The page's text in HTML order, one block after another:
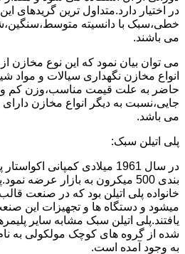
در اختیار دارد.متداول ترین گریدهای
خطی،سبک با دانسیته
می باشند.
می توان بیان نمود که این نوع مخازن
انواع مخازن نگهداری سیالات و مواد
حاضر به علت قیمت مناسب،وزن کم و
جایی،نسبت به دیگر انواع مخازن
می باشد.
پلی اتیلن سبک:
در سال 1961 میلادی کمپانی
بندی 500 میکرون به بازار
خانواده پلی اتیلن بود که در صنعت
میشود و دستگاه ها و تجهیزات این
یافتند.پلی اتیلن سبک مشابه سایر
شده از گروه های کوچک مولکولی به
به وجود آمده است.